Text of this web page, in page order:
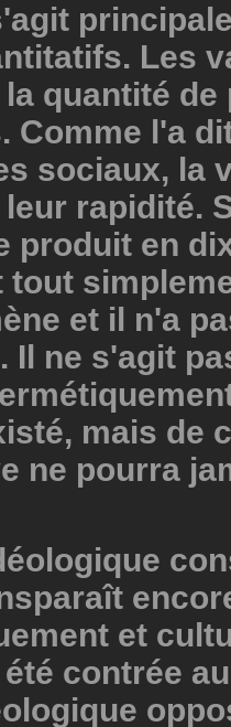
Les
quantité de
Comme l'a
sociaux, la
rapidité.
produit en
tout
et il n'a
Il ne s'agit
mais de
ne pourra
et
contrée